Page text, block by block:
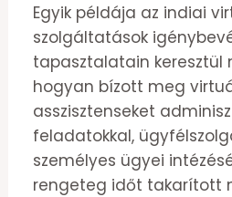
Egyik példája az indiai
szolgáltatások
tapasztalatain keresztül
hogyan bízott meg
asszisztenseket
feladatokkal,
személyes ügyei
rengeteg időt takarított